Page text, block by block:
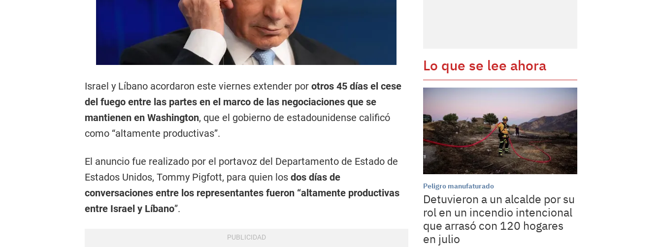
Israel y Líbano acordaron este viernes extender por otros 45 días el cese
del fuego entre las partes en el marco de las negociaciones que se
mantienen en Washington, que el gobierno de estadounidense calificó
como “altamente productivas”.
El anuncio fue realizado por el portavoz del Departamento de Estado de
Estados Unidos, Tommy Pigfott, para quien los dos días de
conversaciones entre los representantes fueron “altamente productivas
entre Israel y Líbano”.
Lo que se lee ahora
Peligro manufaturado
Detuvieron a un alcalde por su
rol en un incendio intencional
que arrasó con 120 hogares
en julio